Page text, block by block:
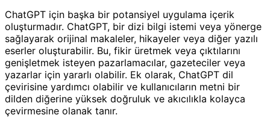
ChatGPT için başka bir potansiyel uygulama içerik
oluşturmadır. ChatGPT, bir dizi bilgi istemi veya yönerge
sağlayarak orijinal makaleler, hikayeler veya diğer yazılı
eserler oluşturabilir. Bu, fikir üretmek veya çıktılarını
genişletmek isteyen pazarlamacılar, gazeteciler veya
yazarlar için yararlı olabilir. Ek olarak, ChatGPT dil
çevirisine yardımcı olabilir ve kullanıcıların metni bir
dilden diğerine yüksek doğruluk ve akıcılıkla kolayca
çevirmesine olanak tanır.